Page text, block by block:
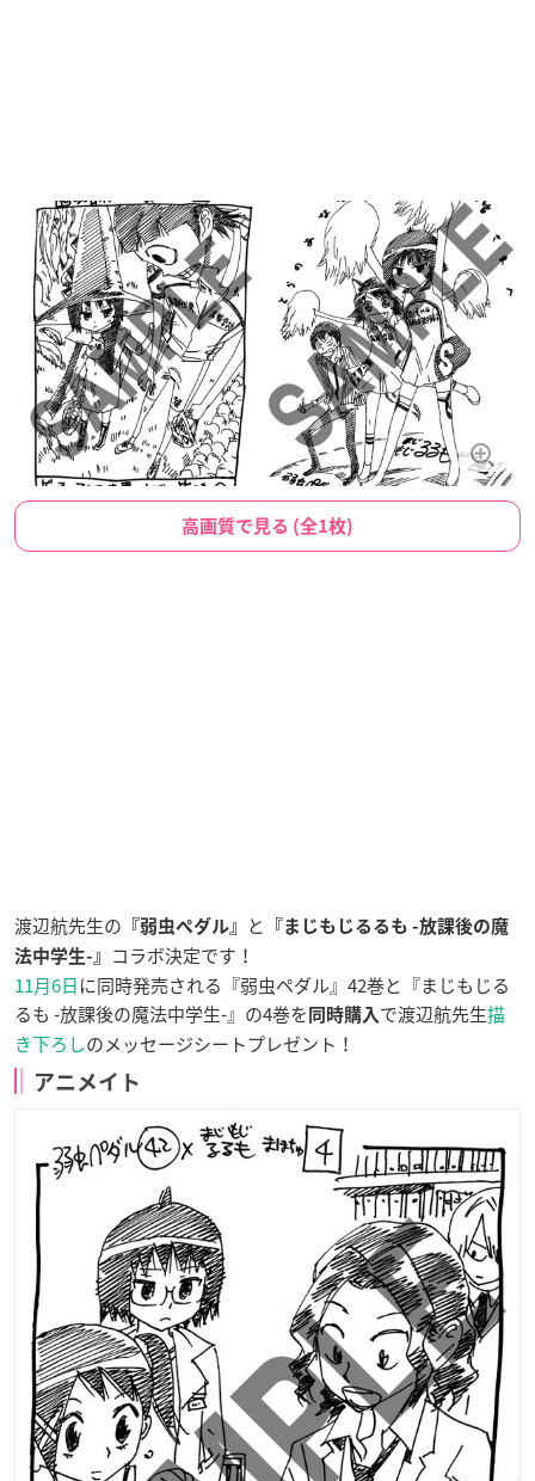
高画質で見る (全1枚)
渡辺航先生の 『弱虫ペダル』 と
『まじもじるるも -放課後の魔
法中学生-』
コラボ決定です！
11月6日に同時発売される『弱虫ペダル』42巻と『まじもじる
るも -放課後の魔法中学生-』の4巻を 同時購入 で渡辺航先生描
き下ろしのメッセージシートプレゼント！
アニメイト